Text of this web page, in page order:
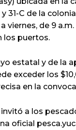
31-C de la
viernes, de 9 a.m.
los puertos.
estatal y de la
exceder los
en la
a los
oficial